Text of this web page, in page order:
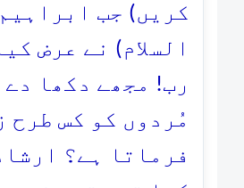
کریں) جب
السلام) نے عرض
رب! مجھے دکھا دے
مُردوں کو کس طرح
فرماتا ہے؟